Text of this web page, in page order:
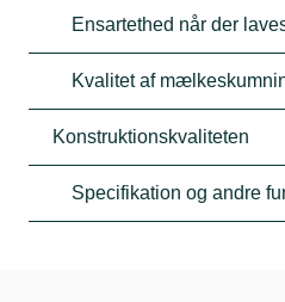
Ensartethed når der
Kvalitet af
Konstruktionskvaliteten
Specifikation og andre